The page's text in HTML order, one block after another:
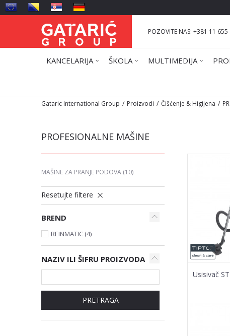
POZOVITE NAS: +381 11
KANCELARIJA ŠKOLA MULTIMEDIJA
Gataric International Group Proizvodi Čišćenje & Higijena
PROFESIONALNE MAŠINE
MAŠINE ZA PRANJE PODOVA (10)
Resetujte filtere
BREND
REINMATIC (4)
NAZIV ILI ŠIFRU PROIZVODA
PRETRAGA
Usisivač